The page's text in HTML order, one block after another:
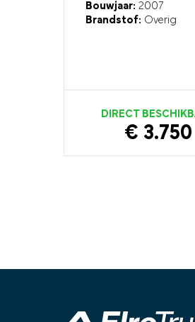
Bouwjaar: 2007
Brandstof: Overig
DIRECT
€ 3.750